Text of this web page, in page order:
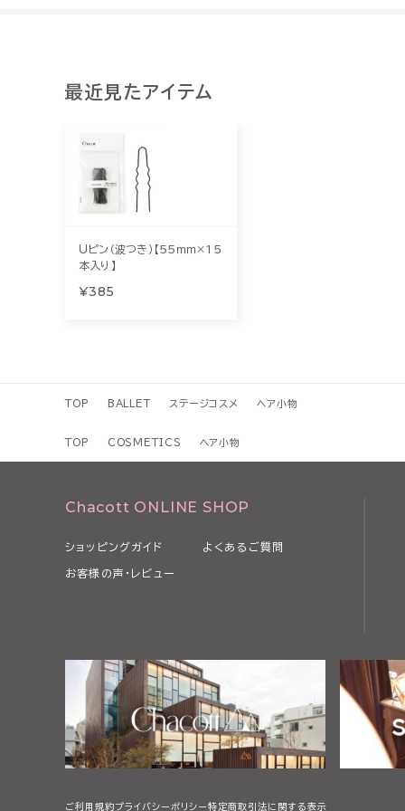
最近見たアイテム
Ｕピン（波つき）【55ｍｍ×15
本入り】
¥385
TOP BALLET ステージコスメ ヘア小物
TOP COSMETICS ヘア小物
Chacott ONLINE SHOP
ショッピングガイド よくあるご質問
お客様の声・レビュー
ご利用規約プライバシーポリシー 特定商取引法に関する表示